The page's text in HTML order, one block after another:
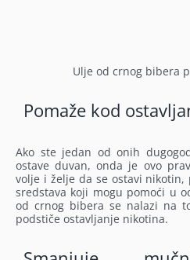
Ulje od crnog bibera
Pomaže kod
Ako ste jedan od onih
ostave duvan, onda je ovo
volje i želje da se ostavi
sredstava koji mogu pomoći u
od crnog bibera se nalazi na
podstiče ostavljanje nikotina.